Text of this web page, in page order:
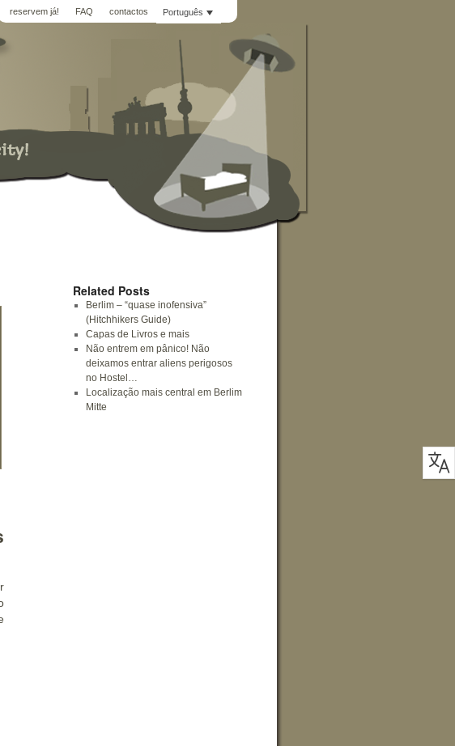
reservem já! FAQ contactos Português
Related Posts
Berlim – “quase inofensiva”
(Hitchhikers Guide)
Capas de Livros e mais
Não entrem em pânico! Não
deixamos entrar aliens perigosos
no Hostel…
Localização mais central em Berlim
Mitte